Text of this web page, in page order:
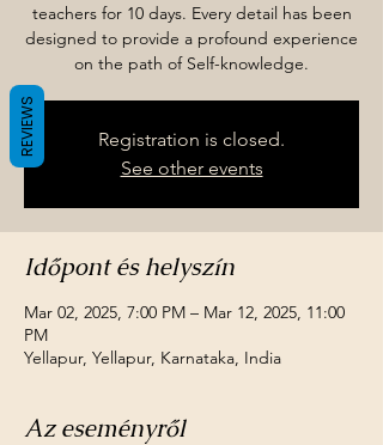
teachers for 10 days. Every detail has been
designed to provide a profound experience
on the path of Self-knowledge.
Registration is closed.
See other events
Időpont és helyszín
Mar 02, 2025, 7:00 PM – Mar 12, 2025, 11:00
PM
Yellapur, Yellapur, Karnataka, India
Az eseményről
REVIEWS